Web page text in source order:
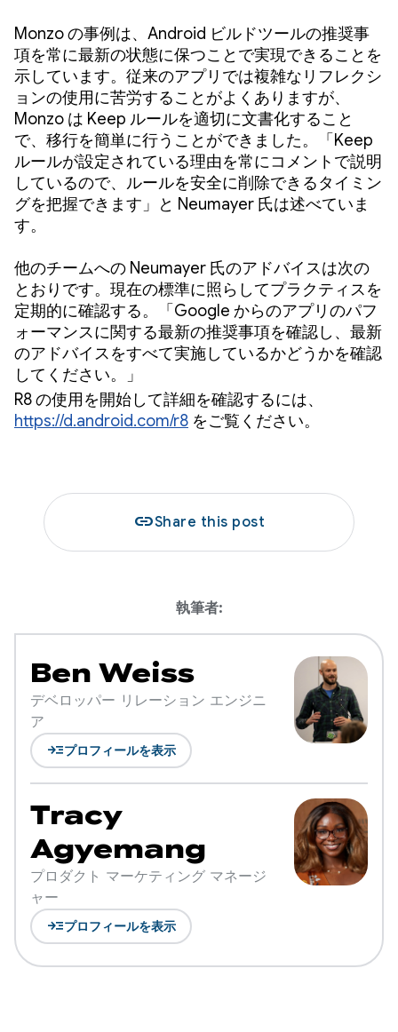
Monzo の事例は、Android ビルドツールの推奨事
項を常に最新の状態に保つことで実現できることを
示しています。従来のアプリでは複雑なリフレクシ
ョンの使用に苦労することがよくありますが、
Monzo は Keep ルールを適切に文書化すること
で、移行を簡単に行うことができました。「Keep
ルールが設定されている理由を常にコメントで説明
しているので、ルールを安全に削除できるタイミン
グを把握できます」と Neumayer 氏は述べていま
す。
他のチームへの Neumayer 氏のアドバイスは次の
とおりです。現在の標準に照らしてプラクティスを
定期的に確認する。「Google からのアプリのパフ
ォーマンスに関する最新の推奨事項を確認し、最新
のアドバイスをすべて実施しているかどうかを確認
してください。」
R8 の使用を開始して詳細を確認するには、
https://d.android.com/r8 をご覧ください。
linkShare this post
執筆者:
Ben Weiss
デベロッパー リレーション エンジニ
ア
read_moreプロフィールを表示
Tracy
Agyemang
プロダクト マーケティング マネージ
ャー
read_moreプロフィールを表示